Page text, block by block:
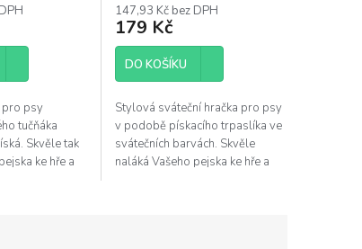
pro psy
tučňáka
Skvěle tak
ke hře a
147,93 Kč bez DPH
179 Kč
DO KOŠÍKU
Stylová sváteční hračka pro psy
v podobě pískacího trpaslíka ve
svátečních barvách. Skvěle
naláká Vašeho pejska ke hře a